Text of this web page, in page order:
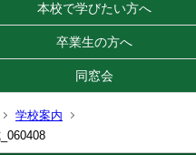
本校で学びたい方へ
卒業生の方へ
同窓会
学校案内